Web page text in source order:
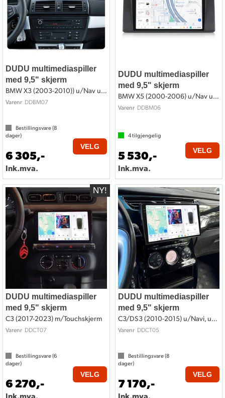
DUDU multimediaspiller
med 9,5" skjerm
BMW X3 (2003-2010)) u/Nav u/lydsystem
Varenr DDBM07
Bestillingsvare (8
dager)
6 305,-
Ink.mva.
VELG
DUDU multimediaspiller
med 9,5" skjerm
BMW X5 (2000-2006) u/Nav u/lydsystem
Varenr DDBM06
4tilgjengelig
5 530,-
Ink.mva.
VELG
DUDU multimediaspiller
med 9,5" skjerm
C3 (2017-2023) m/Touchskjerm
Varenr DDCT07
Bestillingsvare (6
dager)
6 270,-
Ink.mva.
VELG
DUDU multimediaspiller
med 9,5" skjerm
C3/DS3 (2010-2015) u/Navi, u/lydsystem
Varenr DDCT05
Bestillingsvare (8
dager)
7 170,-
Ink.mva.
VELG